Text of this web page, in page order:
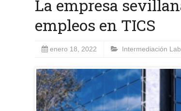
La empresa
empleos en TICS
enero 18, 2022 Intermediación